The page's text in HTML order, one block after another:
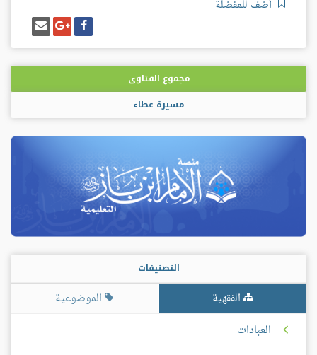
أضف للمفضلة
شارك
على
فيسبوك
شارك
على
غوغل
بلس
إرسل
إيميل
مجموع الفتاوى
مسيرة عطاء
التصنيفات
الفقهية
الموضوعية
العبادات